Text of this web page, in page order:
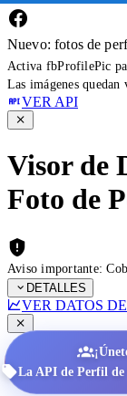
Nuevo: fotos de
Activa fbProfilePic
Las imágenes quedan
VER API
Visor de
Foto de
Aviso importante:
DETALLES
VER DATOS
La API de Perfil de